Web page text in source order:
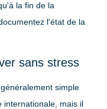
la fin de la
l'état de la
sans stress
simple
internationale, mais il